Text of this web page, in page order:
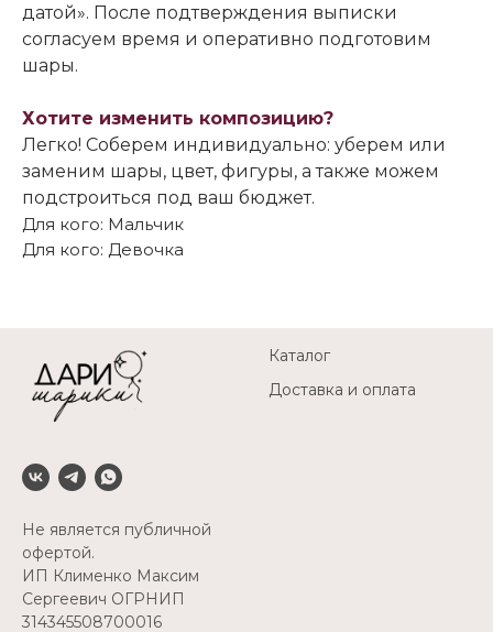
датой». После подтверждения выписки
согласуем время и оперативно подготовим
шары.
Хотите изменить композицию?
Легко! Соберем индивидуально: уберем или
заменим шары, цвет, фигуры, а также можем
подстроиться под ваш бюджет.
Для кого: Мальчик
Для кого: Девочка
Не является публичной
офертой.
ИП Клименко Максим
Сергеевич ОГРНИП
314345508700016
Каталог
Доставка и оплата